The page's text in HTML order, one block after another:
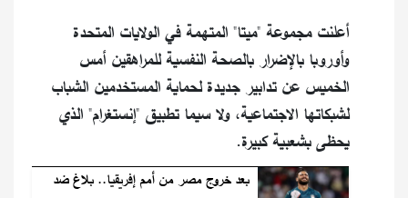
أعلنت مجموعة "ميتا" المتهمة في الولايات المتحدة
وأوروبا بالإضرار بالصحة النفسية للمراهقين أمس
الخميس عن تدابير جديدة لحماية المستخدمين الشباب
لشبكاتها الاجتماعية، ولا سيما تطبيق "إنستغرام" الذي
يحظى بشعبية كبيرة.
بعد خروج مصر من أمم إفريقيا.. بلاغ ضد